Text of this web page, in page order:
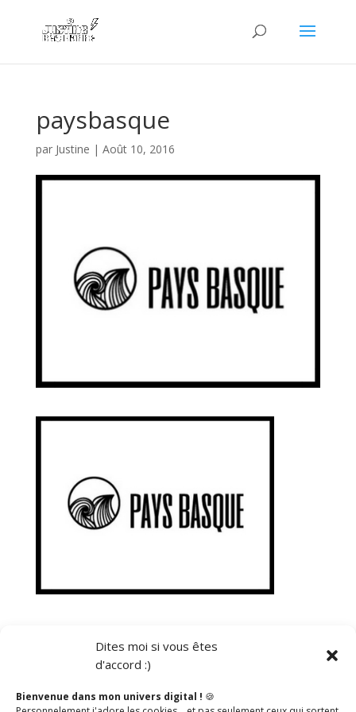
Dites moi si vous êtes
d'accord :)
Bienvenue dans mon univers digital ! 🍪
paysbasque
par Justine | Août 10, 2016
Catégories